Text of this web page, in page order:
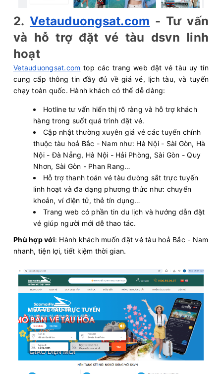
2.Vetauduongsat.com - Tư vấn
và hỗ trợ đặt vé tàu dsvn linh
hoạt
Vetauduongsat.com top các trang web đặt vé tàu uy tín
cung cấp thông tin đầy đủ về giá vé, lịch tàu, và tuyến
chạy toàn quốc. Hành khách có thể dễ dàng:
Hotline tư vấn hiển thị rõ ràng và hỗ trợ khách
hàng trong suốt quá trình đặt vé.
Cập nhật thường xuyên giá vé các tuyến chính
thuộc tàu hoả Bắc - Nam như: Hà Nội - Sài Gòn, Hà
Nội - Đà Nẵng, Hà Nội - Hải Phòng, Sài Gòn - Quy
Nhơn, Sài Gòn - Phan Rang…
Hỗ trợ thanh toán vé tàu đường sắt trực tuyến
linh hoạt và đa dạng phương thức như: chuyển
khoản, ví điện tử, thẻ tín dụng…
Trang web có phần tin du lịch và hướng dẫn đặt
vé giúp người mới dễ thao tác.
Phù hợp với: Hành khách muốn đặt vé tàu hoả Bắc - Nam
nhanh, tiện lợi, tiết kiệm thời gian.